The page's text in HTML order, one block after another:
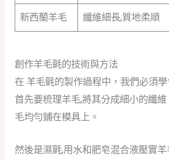
新西蘭羊毛 纖維細長,質地柔順
創作羊毛氈的技術與方法
在 羊毛氈的製作過程中，我們必須
首先要梳理羊毛,將其分成細小的纖
毛均勻鋪在模具上。
然後是濕氈,用水和肥皂混合液壓實